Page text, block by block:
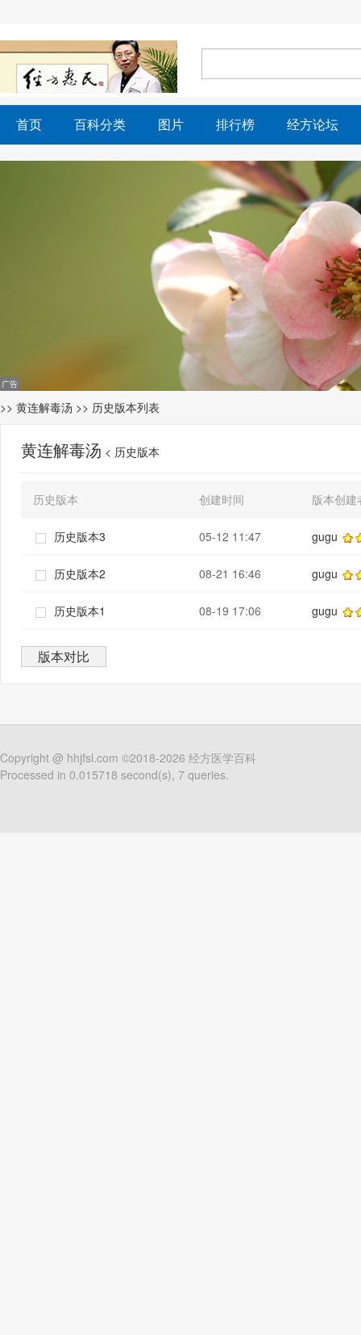
首页 百科分类 图片 排行榜 经方论坛
>> 黄连解毒汤 >> 历史版本列表
黄连解毒汤 < 历史版本
历史版本 创建时间 版本创建
历史版本3 05-12 11:47 gugu
历史版本2 08-21 16:46 gugu
历史版本1 08-19 17:06 gugu
Copyright @ hhjfsl.com ©2018-2026 经方医学百科
Processed in 0.015718 second(s), 7 queries.